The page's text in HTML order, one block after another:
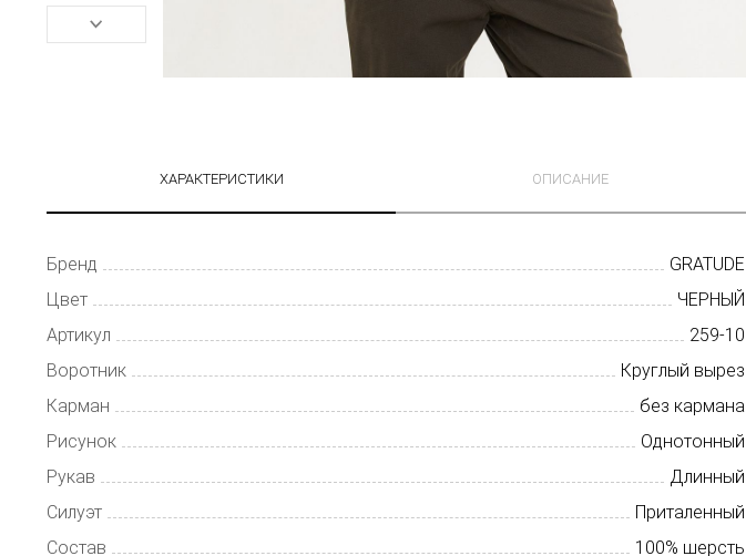
ХАРАКТЕРИСТИКИ ОПИСАНИЕ
Бренд
GRATUDE
Цвет
ЧЕРНЫЙ
Артикул
259-10
Воротник
Круглый вырез
Карман
без кармана
Рисунок
Однотонный
Рукав
Длинный
Силуэт
Приталенный
Состав
100% шерсть